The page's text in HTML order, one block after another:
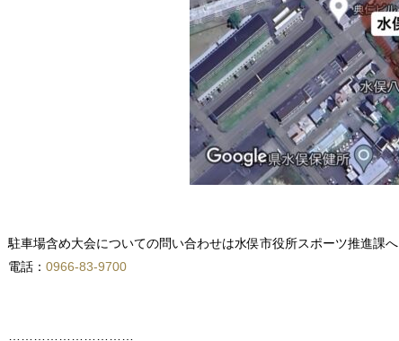
駐車場含め大会についての問い合わせは水俣市役所スポーツ推進課へ
電話： 0966-83-9700